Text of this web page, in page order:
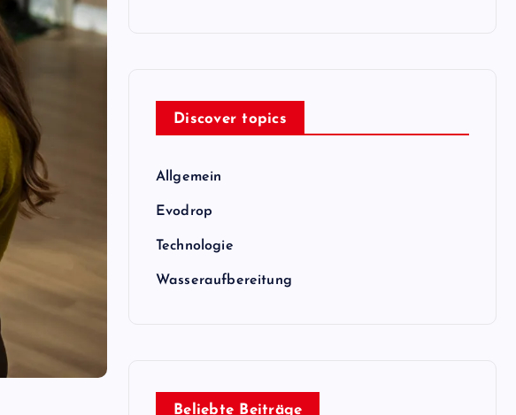
Discover topics
Allgemein
Evodrop
Technologie
Wasseraufbereitung
Beliebte Beiträge